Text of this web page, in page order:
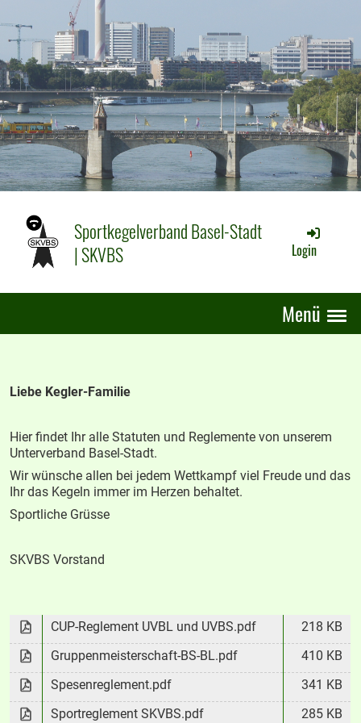
Sportkegelverband Basel-Stadt
| SKVBS
Login
Menü
Liebe Kegler-Familie
Hier findet Ihr alle Statuten und Reglemente von unserem
Unterverband Basel-Stadt.
Wir wünsche allen bei jedem Wettkampf viel Freude und das
Ihr das Kegeln immer im Herzen behaltet.
Sportliche Grüsse
SKVBS Vorstand
CUP-Reglement UVBL und UVBS.pdf
218 KB
Gruppenmeisterschaft-BS-BL.pdf
410 KB
Spesenreglement.pdf
341 KB
Sportreglement SKVBS.pdf
285 KB